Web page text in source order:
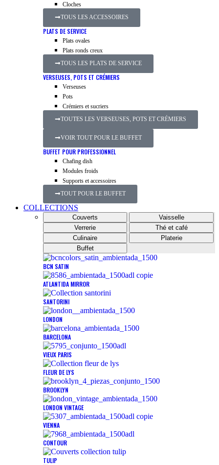
Cloches
TOUS LES ACCESSOIRES
PLATS DE SERVICE
Plats ovales
Plats ronds creux
TOUS LES PLATS DE SERVICE
VERSEUSES, POTS ET CRÉMIERS
Verseuses
Pots
Crémiers et sucriers
TOUTES LES VERSEUSES, POTS ET CRÉMIERS
VOIR TOUT POUR LE BUFFET
BUFFET POUR PROFESSIONNEL
Chafing dish
Modules froids
Supports et accessoires
TOUT POUR LE BUFFET
COLLECTIONS
Couverts
Vaisselle
Verrerie
Thé et café
Culinaire
Platerie
Buffet
BCN SATIN
ATLANTIDA MIRROR
SANTORINI
LONDON
BARCELONA
VIEUX PARIS
FLEUR DE LYS
BROOKLYN
LONDON VINTAGE
VIENNA
CONTOUR
TULIP